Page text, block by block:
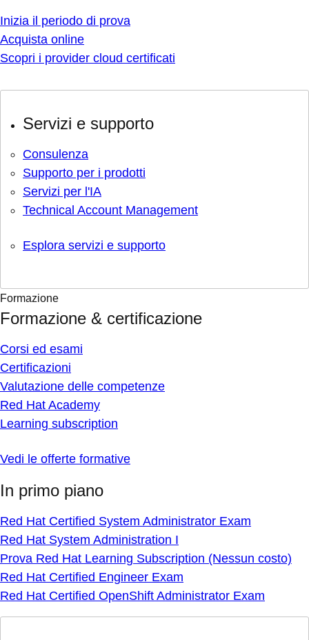
Inizia il periodo di prova
Acquista online
Scopri i provider cloud certificati
Servizi e supporto
Consulenza
Supporto per i prodotti
Servizi per l'IA
Technical Account Management
Esplora servizi e supporto
Formazione
Formazione & certificazione
Corsi ed esami
Certificazioni
Valutazione delle competenze
Red Hat Academy
Learning subscription
Vedi le offerte formative
In primo piano
Red Hat Certified System Administrator Exam
Red Hat System Administration I
Prova Red Hat Learning Subscription (Nessun costo)
Red Hat Certified Engineer Exam
Red Hat Certified OpenShift Administrator Exam